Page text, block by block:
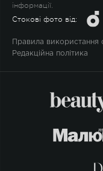
інформації.
Стокові фото від:
Правила використання
Редакційна політика